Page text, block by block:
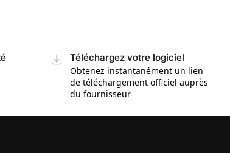
Téléchargez votre logiciel
Obtenez instantanément un lien
de téléchargement officiel auprès
du fournisseur